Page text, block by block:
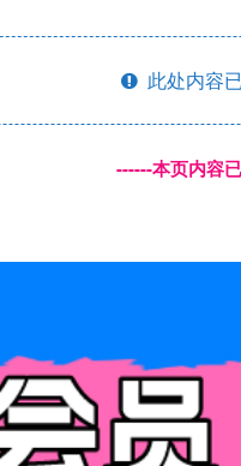
此处内容
------本页内容